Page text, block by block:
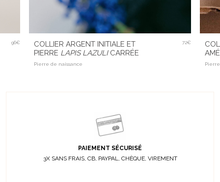
96€
COLLIER ARGENT INITIALE ET
PIERRE LAPIS LAZULICARRÉE
Pierre de naissance
72€
PAIEMENT SÉCURISÉ
3X SANS FRAIS, CB, PAYPAL, CHÈQUE, VIREMENT